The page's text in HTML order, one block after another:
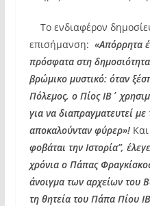
Το ενδιαφέρον
επισήμανση: «Απόρρητα
πρόσφατα στη
βρώμικο μυστικό: όταν
Πόλεμος, ο Πίος ΙΒ΄
για να διαπραγματευτεί με
αποκαλούνταν φύρερ»!
φοβάται την Ιστορία”,
χρόνια ο Πάπας
άνοιγμα των αρχείων του
τη θητεία του Πάπα Πίου